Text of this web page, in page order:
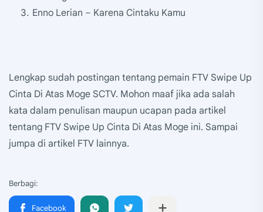
Enno Lerian – Karena Cintaku Kamu
Lengkap sudah postingan tentang pemain FTV Swipe Up
Cinta Di Atas Moge SCTV. Mohon maaf jika ada salah
kata dalam penulisan maupun ucapan pada artikel
tentang FTV Swipe Up Cinta Di Atas Moge ini. Sampai
jumpa di artikel FTV lainnya.